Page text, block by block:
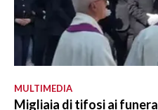
MULTIMEDIA
Migliaia di tifosi ai